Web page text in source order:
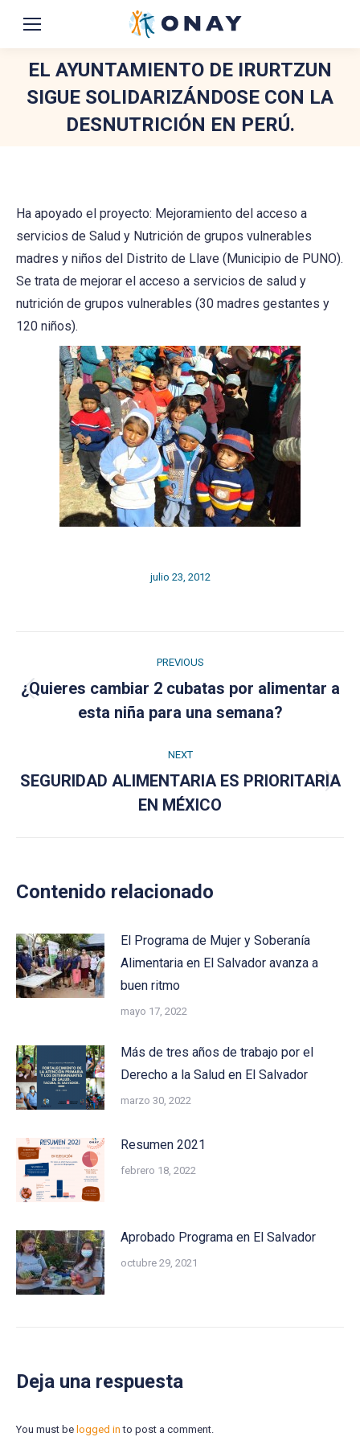
EL AYUNTAMIENTO DE IRURTZUN
SIGUE SOLIDARIZÁNDOSE CON LA
DESNUTRICIÓN EN PERÚ.
Ha apoyado el proyecto: Mejoramiento del acceso a
servicios de Salud y Nutrición de grupos vulnerables
madres y niños del Distrito de Llave (Municipio de PUNO).
Se trata de mejorar el acceso a servicios de salud y
nutrición de grupos vulnerables (30 madres gestantes y
120 niños).
julio 23, 2012
navigation
PREVIOUS
Previous
post:
¿Quieres cambiar 2 cubatas por alimentar a
esta niña para una semana?
NEXT
Next
post:
SEGURIDAD ALIMENTARIA ES PRIORITARIA
EN MÉXICO
Contenido relacionado
El Programa de Mujer y Soberanía
Alimentaria en El Salvador avanza a
buen ritmo
mayo 17, 2022
Más de tres años de trabajo por el
Derecho a la Salud en El Salvador
marzo 30, 2022
Resumen 2021
febrero 18, 2022
Aprobado Programa en El Salvador
octubre 29, 2021
Deja una respuesta
You must be logged in to post a comment.